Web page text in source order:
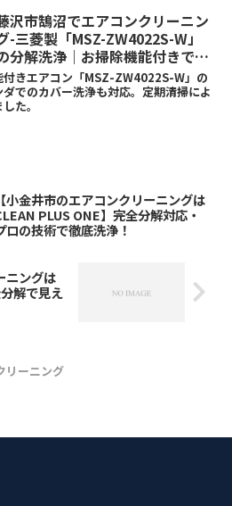
沢市鵠沼でエアコンクリーニン
-三菱製「MSZ-ZW4022S-W」
分解洗浄｜お掃除機能付きでも
期清掃で安心
きエアコン「MSZ-ZW4022S-W」の
でのカバー洗浄も対応。定期清掃によ
た。
【小金井市のエアコンクリーニングは
PLUS ONE】完全分解対応・
ロの技術で徹底洗浄！
ニングは
解で見え
リーニング